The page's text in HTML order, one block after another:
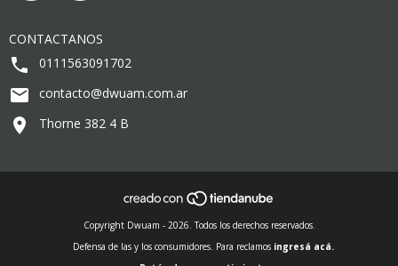
CONTACTANOS
0111563091702
contacto@dwuam.com.ar
Thorne 382 4 B
Copyright Dwuam - 2026. Todos los derechos reservados.
Defensa de las y los consumidores. Para reclamos ingresá acá.